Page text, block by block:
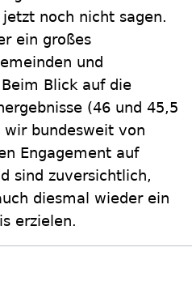
noch nicht sagen.
ein großes
und
Blick auf die
(46 und 45,5
wir bundesweit von
Engagement auf
sind zuversichtlich,
diesmal wieder ein
erzielen.